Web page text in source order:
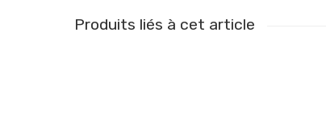
Produits liés à cet article